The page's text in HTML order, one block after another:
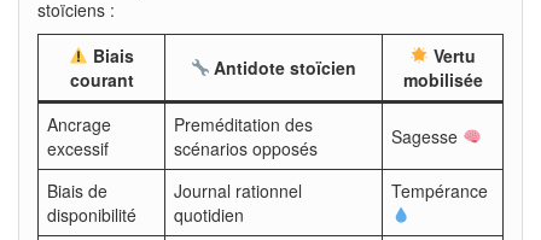
stoïciens :
Biais
courant
Antidote stoïcien
Vertu
mobilisée
Ancrage
excessif
Preméditation des
scénarios opposés
Sagesse
Biais de
disponibilité
Journal rationnel
quotidien
Tempérance